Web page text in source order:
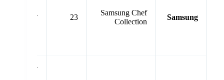
Samsung
Samsung Chef
Collection
23
⭐⭐⭐⭐
⭐⭐⭐⭐⭐